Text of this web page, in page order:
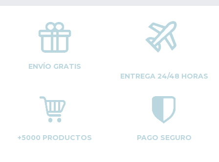
ENVÍO GRATIS
ENTREGA 24/48 HORAS
+5000 PRODUCTOS PAGO SEGURO